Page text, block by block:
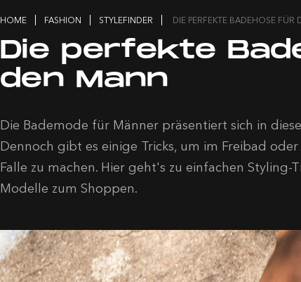
HOME FASHION STYLEFINDER DIE PERFEKTE BADEHOSE FÜR
Die perfekte
den Mann
Die Bademode für Männer präsentiert sich in
Dennoch gibt es einige Tricks, um im Freibad
Falle zu machen. Hier geht's zu einfachen
Modelle zum Shoppen.